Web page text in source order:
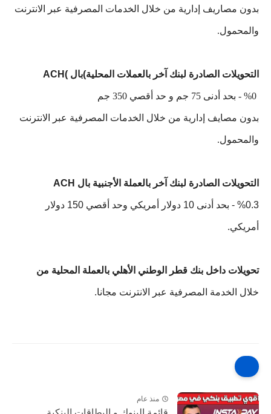
بدون مصاريف إدارية من خلال الخدمات المصرفية عبر الانترنت
والمحمول.
التحويلات الصادرة لبنك آخر بالعملات المحلية)بال )ACH
بدون مصايف إدارية من خلال الخدمات المصرفية عبر الانترنت
والمحمول.
التحويلات الصادرة لبنك آخر بالعملة الأجنبية بال ACH
%0.3 - بحد أدنى 10 دولار أمريكي وحد أقصي 150 دولار
أمريكي.
تحويلات داخل بنك قطر الوطني الأهلي بالعملة المحلية من
خلال الخدمة المصرفية عبر الانترنت مجانا.
منذ عام